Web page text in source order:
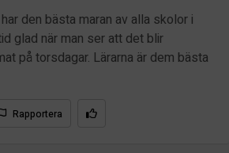
den bästa maran av alla skolor i
glad när man ser att det blir
på torsdagar. Lärarna är dem bästa
Rapportera